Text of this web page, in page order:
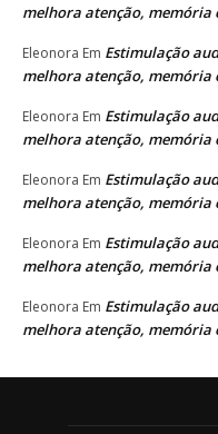
melhora atenção, memória
Eleonora Em Estimulação
melhora atenção, memória
Eleonora Em Estimulação
melhora atenção, memória
Eleonora Em Estimulação
melhora atenção, memória
Eleonora Em Estimulação
melhora atenção, memória
Eleonora Em Estimulação
melhora atenção, memória